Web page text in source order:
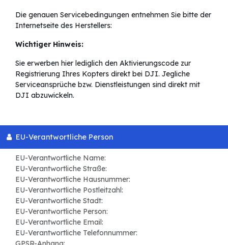
Die genauen Servicebedingungen entnehmen Sie bitte der
Internetseite des Herstellers:
Wichtiger Hinweis:
Sie erwerben hier lediglich den Aktivierungscode zur
Registrierung Ihres Kopters direkt bei DJI. Jegliche
Serviceansprüche bzw. Dienstleistungen sind direkt mit
DJI abzuwickeln.
EU-Verantwortliche Person
EU-Verantwortliche Name:
EU-Verantwortliche Straße:
EU-Verantwortliche Hausnummer:
EU-Verantwortliche Postleitzahl:
EU-Verantwortliche Stadt:
EU-Verantwortliche Person:
EU-Verantwortliche Email:
EU-Verantwortliche Telefonnummer: